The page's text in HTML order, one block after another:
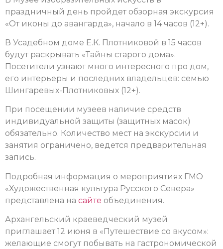
праздничный день пройдет обзорная экскурсия
«От иконы до авангарда», начало в 14 часов (12+).
В Усадебном доме Е.К. Плотниковой в 15 часов
будут раскрывать «Тайны старого дома».
Посетители узнают много интересного про дом,
его интерьеры и последних владельцев: семью
Шингаревых-Плотниковых (12+).
При посещении музеев наличие средств
индивидуальной защиты (защитных масок)
обязательно. Количество мест на экскурсии и
занятия ограничено, ведется предварительная
запись.
Подробная информация о мероприятиях ГМО
«Художественная культура Русского Севера»
представлена на сайте объединения.
Архангельский краеведческий музей
приглашает 12 июня в «Путешествие со вкусом»:
желающие смогут побывать на гастрономической